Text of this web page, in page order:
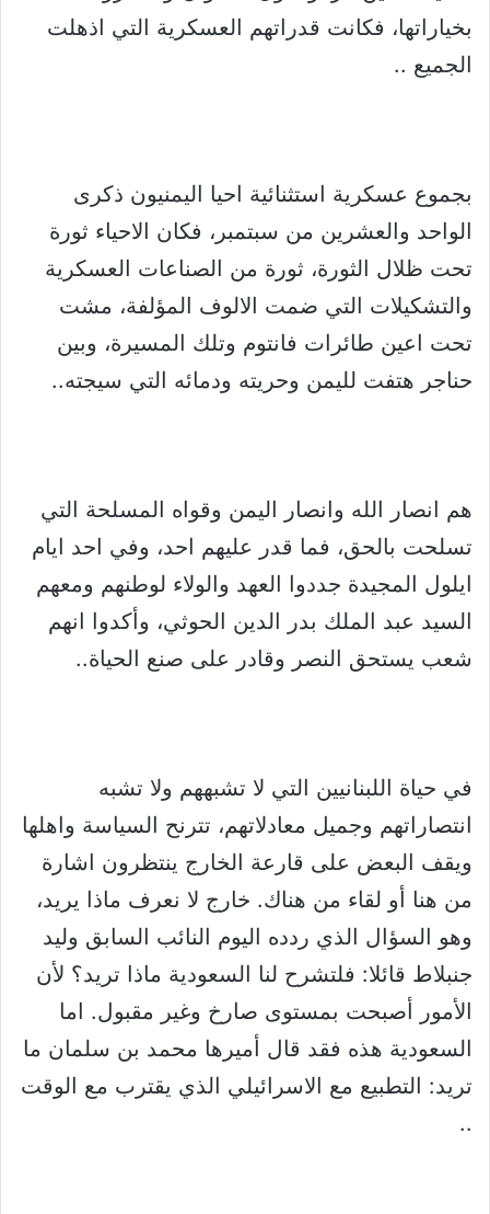
بخياراتها، فكانت قدراتهم العسكرية التي اذهلت
الجميع ..
بجموع عسكرية استثنائية احيا اليمنيون ذكرى
الواحد والعشرين من سبتمبر، فكان الاحياء ثورة
تحت ظلال الثورة، ثورة من الصناعات العسكرية
والتشكيلات التي ضمت الالوف المؤلفة، مشت
تحت اعين طائرات فانتوم وتلك المسيرة، وبين
حناجر هتفت لليمن وحريته ودمائه التي سيجته..
هم انصار الله وانصار اليمن وقواه المسلحة التي
تسلحت بالحق، فما قدر عليهم احد، وفي احد ايام
ايلول المجيدة جددوا العهد والولاء لوطنهم ومعهم
السيد عبد الملك بدر الدين الحوثي، وأكدوا انهم
شعب يستحق النصر وقادر على صنع الحياة..
في حياة اللبنانيين التي لا تشبههم ولا تشبه
انتصاراتهم وجميل معادلاتهم، تترنح السياسة واهلها
ويقف البعض على قارعة الخارج ينتظرون اشارة
من هنا أو لقاء من هناك. خارج لا نعرف ماذا يريد،
وهو السؤال الذي ردده اليوم النائب السابق وليد
جنبلاط قائلا: فلتشرح لنا السعودية ماذا تريد؟ لأن
الأمور أصبحت بمستوى صارخ وغير مقبول. اما
السعودية هذه فقد قال أميرها محمد بن سلمان ما
تريد: التطبيع مع الاسرائيلي الذي يقترب مع الوقت
..